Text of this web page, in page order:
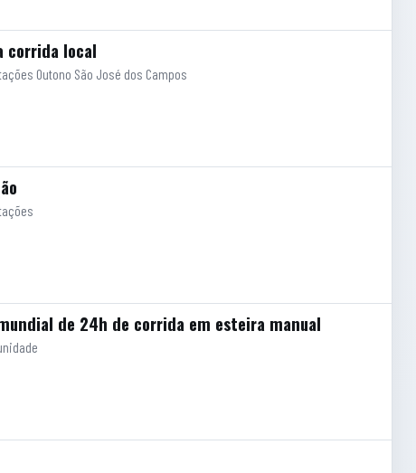
corrida local
Outono São José dos Campos
de 24h de corrida em esteira manual